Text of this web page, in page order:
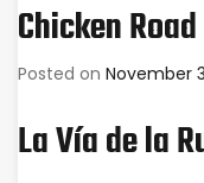
Chicken Road
Posted on November
La Vía de la